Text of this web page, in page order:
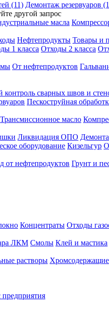
(11) Демонтаж резервуаров
другой запрос
масла
Нефтепродукты Товары и
1 класса Отходы 2 класса
От нефтепродуктов
контроль сварных швов и
Пескоструйная
Трансмиссионное масло
Ликвидация ОПО
оборудование Кизельгур
от нефтепродуктов Грунт и
Концентраты Отходы
ЛКМ Смолы Клей и мастика
растворы
предприятия